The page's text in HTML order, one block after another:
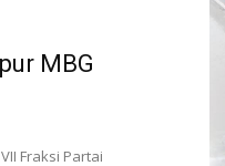
MBG
Fraksi Partai